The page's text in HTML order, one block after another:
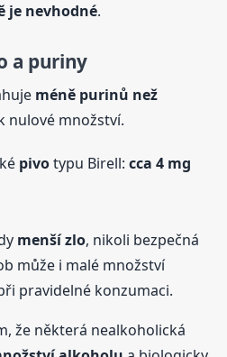
je nevhodné.
a puriny
méně purinů než
nulové množství.
pivotypu Birell:cca 4 mg
menší zlo, nikoli bezpečná
může i malé množství
pravidelné konzumaci.
že některá nealkoholická